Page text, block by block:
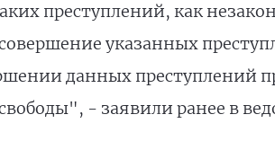
преступлений, как
указанных
данных преступлений
- заявили ранее в